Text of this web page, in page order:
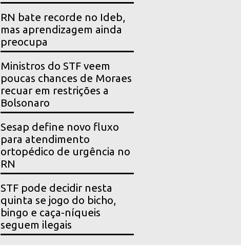
RN bate recorde no Ideb,
mas aprendizagem ainda
preocupa
Ministros do STF veem
poucas chances de Moraes
recuar em restrições a
Bolsonaro
Sesap define novo fluxo
para atendimento
ortopédico de urgência no
RN
STF pode decidir nesta
quinta se jogo do bicho,
bingo e caça-níqueis
seguem ilegais